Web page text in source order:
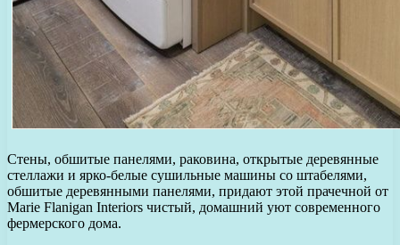
Стены, обшитые панелями, раковина, открытые деревянные
стеллажи и ярко-белые сушильные машины со штабелями,
обшитые деревянными панелями, придают этой прачечной от
Marie Flanigan Interiors чистый, домашний уют современного
фермерского дома.